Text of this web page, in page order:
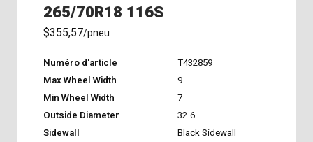
265/70R18 116S
$355,57/pneu
Numéro d'article
T432859
Max Wheel Width
9
Min Wheel Width
7
Outside Diameter
32.6
Sidewall
Black Sidewall